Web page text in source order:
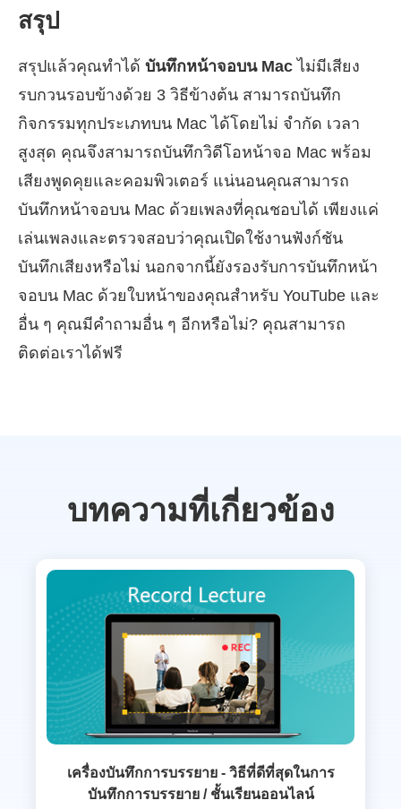
สรุป
สรุปแล้วคุณทำได้ บันทึกหน้าจอบน Mac ไม่มีเสียง
รบกวนรอบข้างด้วย 3 วิธีข้างต้น สามารถบันทึก
กิจกรรมทุกประเภทบน Mac ได้โดยไม่ จำกัด เวลา
สูงสุด คุณจึงสามารถบันทึกวิดีโอหน้าจอ Mac พร้อม
เสียงพูดคุยและคอมพิวเตอร์ แน่นอนคุณสามารถ
บันทึกหน้าจอบน Mac ด้วยเพลงที่คุณชอบได้ เพียงแค่
เล่นเพลงและตรวจสอบว่าคุณเปิดใช้งานฟังก์ชัน
บันทึกเสียงหรือไม่ นอกจากนี้ยังรองรับการบันทึกหน้า
จอบน Mac ด้วยใบหน้าของคุณสำหรับ YouTube และ
อื่น ๆ คุณมีคำถามอื่น ๆ อีกหรือไม่? คุณสามารถ
ติดต่อเราได้ฟรี
บทความที่เกี่ยวข้อง
เครื่องบันทึกการบรรยาย - วิธีที่ดีที่สุดในการ
บันทึกการบรรยาย / ชั้นเรียนออนไลน์